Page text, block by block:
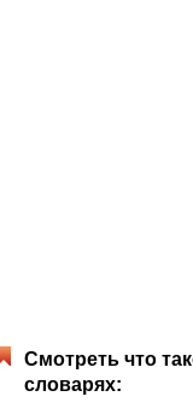
Смотреть что
словарях: